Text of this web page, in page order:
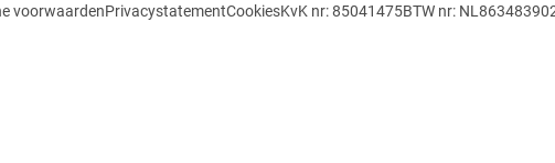
voorwaardenPrivacystatementCookiesKvK nr: 85041475BTW nr: